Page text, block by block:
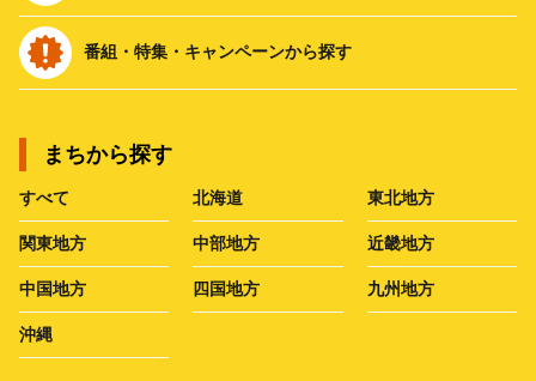
番組・特集・キャンペーンから探す
まちから探す
すべて 北海道 東北地方
関東地方 中部地方 近畿地方
中国地方 四国地方 九州地方
沖縄